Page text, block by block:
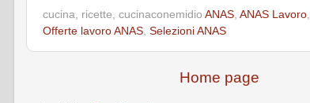
cucina, ricette, cucinaconemidio ANAS, ANAS Lavoro,
Offerte lavoro ANAS, Selezioni ANAS
Home page